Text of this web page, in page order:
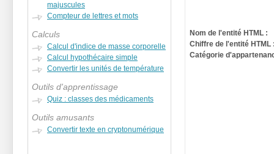
majuscules
Compteur de lettres et mots
Calculs
Calcul d'indice de masse corporelle
Calcul hypothécaire simple
Convertir les unités de température
Outils d'apprentissage
Quiz : classes des médicaments
Outils amusants
Convertir texte en cryptonumérique
Nom de l'entité HTML :
Chiffre de l'entité HTML
Catégorie